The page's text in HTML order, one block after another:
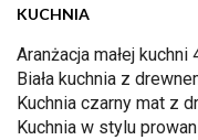
KUCHNIA
Aranżacja małej kuchni
Biała kuchnia z
Kuchnia czarny mat z
Kuchnia w stylu